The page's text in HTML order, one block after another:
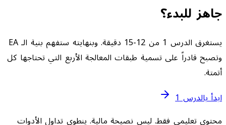
جاهز للبدء؟
يستغرق الدرس 1 من 12-15 دقيقة. وبنهايته ستفهم بنية الـ EA
وتصبح قادراً على تسمية طبقات المعالجة الأربع التي تحتاجها كل
أتمتة.
ابدأ بالدرس 1
محتوى تعليمي فقط. ليس نصيحة مالية. ينطوي تداول الأدوات